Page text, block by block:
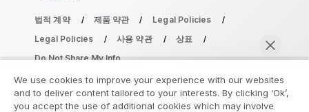
법적 계약 제품 약관
Legal Policies
Legal Policies
사용 약관
상표
Do Not Share My Info
Copyright © 1993-2026 QlikTech International AB. 무단 전재
및 복제를 금합니다.
We use cookies to improve your experience with our websites
and to deliver content tailored to your interests. By clicking ‘Ok’,
you accept the use of additional cookies which may involve